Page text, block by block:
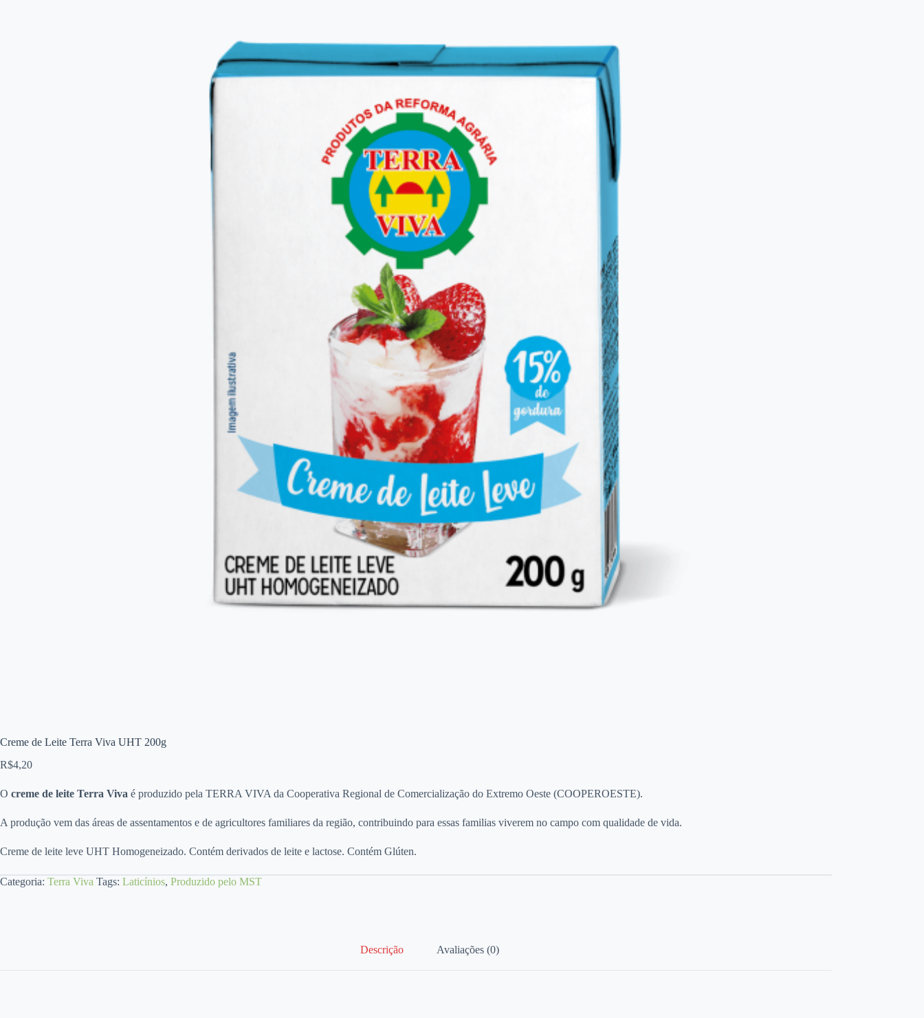
Creme de Leite Terra Viva UHT 200g
R$4,20
O creme de leite Terra Viva é produzido pela TERRA VIVA da Cooperativa Regional de Comercialização do Extremo Oeste (COOPEROESTE).
A produção vem das áreas de assentamentos e de agricultores familiares da região, contribuindo para essas familias viverem no campo com qualidade de vida.
Creme de leite leve UHT Homogeneizado. Contém derivados de leite e lactose. Contém Glúten.
Categoria: Terra Viva Tags: Laticínios, Produzido pelo MST
Descrição Avaliações (0)